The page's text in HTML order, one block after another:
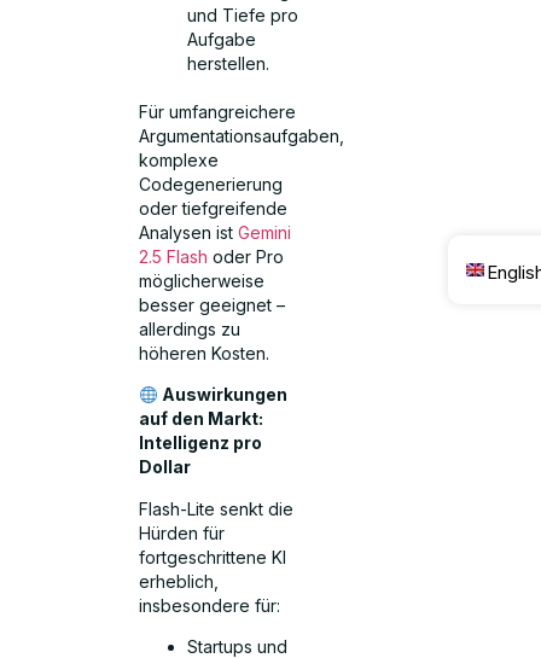
und Tiefe pro
Aufgabe
herstellen.
Für umfangreichere
Argumentationsaufgaben,
komplexe
Codegenerierung
oder tiefgreifende
Analysen istGemini
2.5 Flash oder Pro
möglicherweise
besser geeignet –
allerdings zu
höheren Kosten.
Auswirkungen
auf den Markt:
Intelligenz pro
Dollar
Flash-Lite senkt die
Hürden für
fortgeschrittene KI
erheblich,
insbesondere für:
Startups und